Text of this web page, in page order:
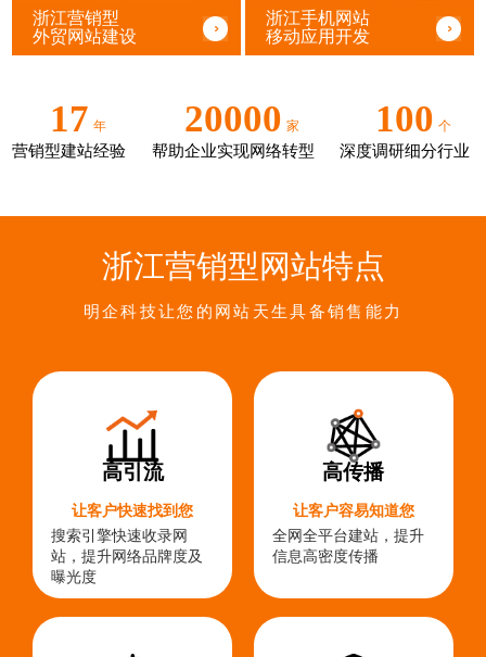
浙江营销型
外贸网站建设
浙江手机网站
移动应用开发
17 年
营销型建站经验
20000 家
帮助企业实现网络转型
100 个
深度调研细分行业
浙江营销型网站特点
明企科技让您的网站天生具备销售能力
高引流
让客户快速找到您
搜索引擎快速收录网
站，提升网络品牌度及
曝光度
高传播
让客户容易知道您
全网全平台建站，提升
信息高密度传播